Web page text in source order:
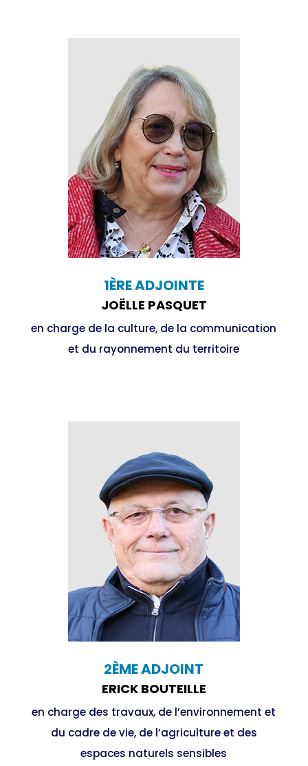
1ÈRE ADJOINTE
JOËLLE PASQUET
en charge de la culture, de la communication
et du rayonnement du territoire
2ÈME ADJOINT
ERICK BOUTEILLE
en charge des travaux, de l’environnement et
du cadre de vie, de l’agriculture et des
espaces naturels sensibles